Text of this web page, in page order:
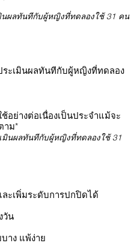
ผลทันทีกับผู้หญิงที่ทดลองใช้ 31 คน
ะเมินผลทันทีกับผู้หญิงที่ทดลอง
อย่างต่อเนื่องเป็นประจำแม้จะ
าม*
มินผลทันทีกับผู้หญิงที่ทดลองใช้ 31
ะเพิ่มระดับการปกปิดได้
วัน
าง แพ้ง่าย